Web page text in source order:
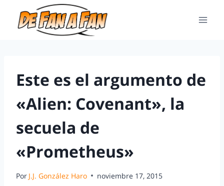
Este es el argumento de
«Alien: Covenant», la
secuela de
«Prometheus»
Por J.J. González Haro noviembre 17, 2015